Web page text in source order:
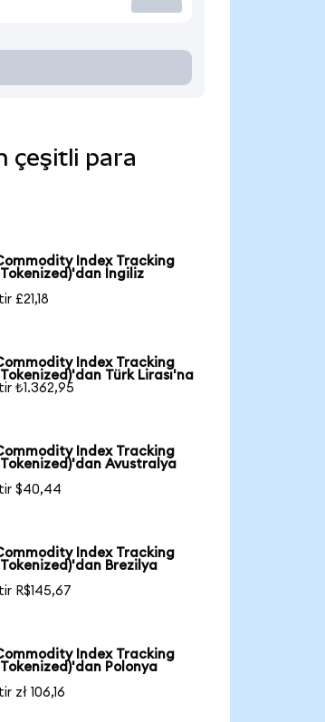
çeşitli para
Index Tracking
İngiliz
£21,18
Index Tracking
Türk Lirası'na
₺1.362,95
Index Tracking
Avustralya
$40,44
Index Tracking
Brezilya
R$145,67
Index Tracking
Polonya
zł 106,16